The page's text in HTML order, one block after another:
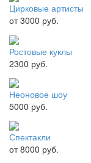
Цирковые артисты
от 3000 руб.
Ростовые куклы
2300 руб.
Неоновое шоу
5000 руб.
Спектакли
от 8000 руб.